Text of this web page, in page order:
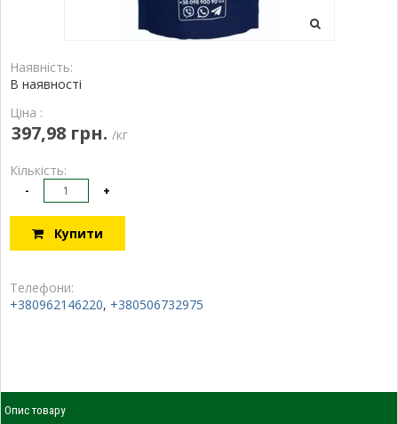
Наявність:
В наявності
Ціна :
397,98 грн. /кг
Кількість:
- +
Купити
Телефони:
+380962146220, +380506732975
Опис товару